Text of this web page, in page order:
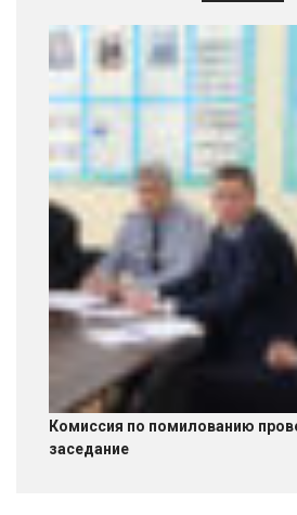
Комиссия по помилованию
заседание